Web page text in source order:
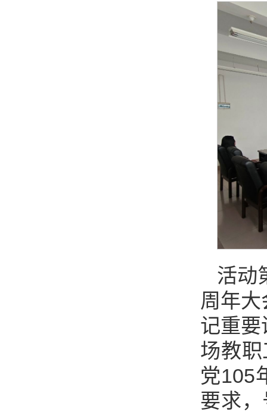
活动
周年大
记重要
场教
党105
要求